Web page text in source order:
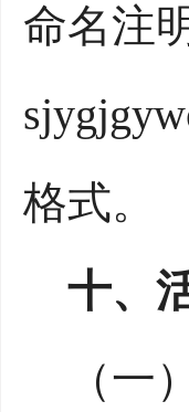
命名注
格式。
十、
（一